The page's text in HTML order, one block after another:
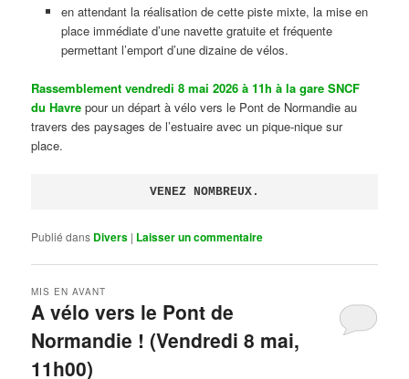
en attendant la réalisation de cette piste mixte, la mise en
place immédiate d’une navette gratuite et fréquente
permettant l’emport d’une dizaine de vélos.
Rassemblement vendredi 8 mai 2026 à 11h à la gare SNCF
du Havre pour un départ à vélo vers le Pont de Normandie au
travers des paysages de l’estuaire avec un pique-nique sur
place.
VENEZ NOMBREUX.
Publié dans Divers | Laisser un commentaire
A vélo vers le Pont de
Normandie ! (Vendredi 8 mai,
11h00)
MIS EN AVANT